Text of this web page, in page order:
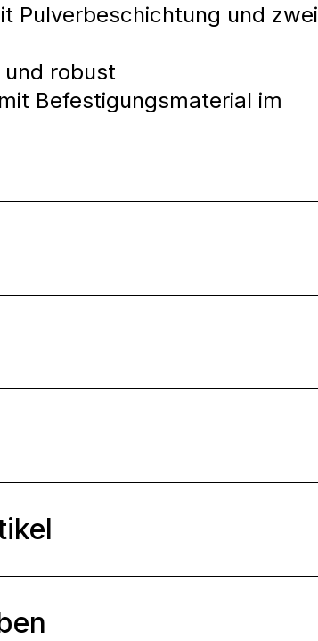
Pulverbeschichtung und zwei
robust
Befestigungsmaterial im